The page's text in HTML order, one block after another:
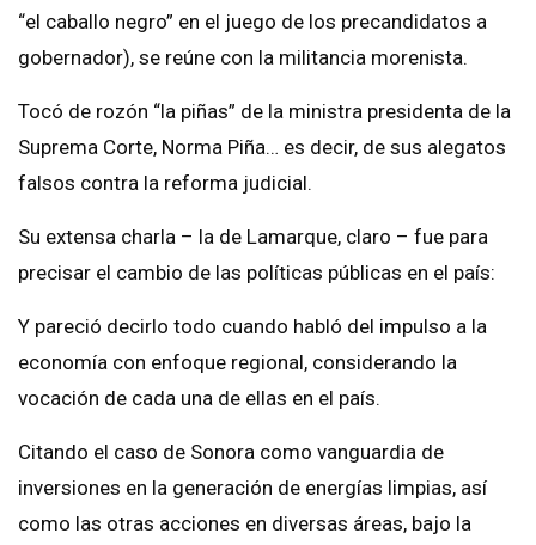
“el caballo negro” en el juego de los precandidatos a
gobernador), se reúne con la militancia morenista.
Tocó de rozón “la piñas” de la ministra presidenta de la
Suprema Corte, Norma Piña… es decir, de sus alegatos
falsos contra la reforma judicial.
Su extensa charla – la de Lamarque, claro – fue para
precisar el cambio de las políticas públicas en el país:
Y pareció decirlo todo cuando habló del impulso a la
economía con enfoque regional, considerando la
vocación de cada una de ellas en el país.
Citando el caso de Sonora como vanguardia de
inversiones en la generación de energías limpias, así
como las otras acciones en diversas áreas, bajo la